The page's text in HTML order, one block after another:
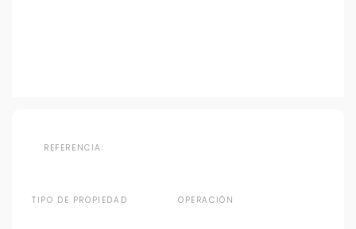
REFERENCIA:
TIPO DE PROPIEDAD OPERACIÓN